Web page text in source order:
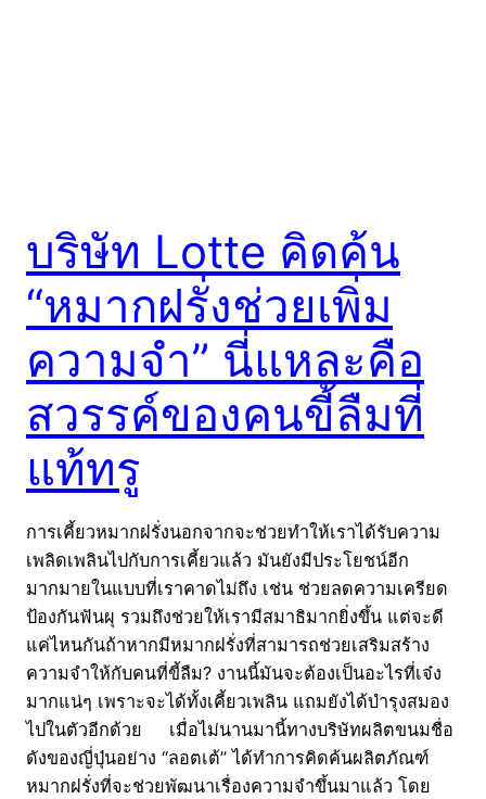
บริษัท Lotte คิดค้น
“หมากฝรั่งช่วยเพิ่ม
ความจำ” นี่แหละคือ
สวรรค์ของคนขี้ลืมที่
แท้ทรู
การเคี้ยวหมากฝรั่งนอกจากจะช่วยทำให้เราได้รับความ
เพลิดเพลินไปกับการเคี้ยวแล้ว มันยังมีประโยชน์อีก
มากมายในแบบที่เราคาดไม่ถึง เช่น ช่วยลดความเครียด
ป้องกันฟันผุ รวมถึงช่วยให้เรามีสมาธิมากยิ่งขึ้น แต่จะดี
แค่ไหนกันถ้าหากมีหมากฝรั่งที่สามารถช่วยเสริมสร้าง
ความจำให้กับคนที่ขี้ลืม? งานนี้มันจะต้องเป็นอะไรที่เจ๋ง
มากแน่ๆ เพราะจะได้ทั้งเคี้ยวเพลิน แถมยังได้บำรุงสมอง
ไปในตัวอีกด้วย เมื่อไม่นานมานี้ทางบริษัทผลิตขนมชื่อ
ดังของญี่ปุ่นอย่าง “ลอตเต้” ได้ทำการคิดค้นผลิตภัณฑ์
หมากฝรั่งที่จะช่วยพัฒนาเรื่องความจำขึ้นมาแล้ว โดย